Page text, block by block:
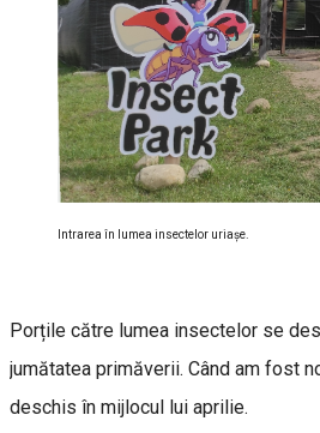
Intrarea în lumea insectelor uriașe.
Porțile către lumea insectelor se
jumătatea primăverii. Când am fost
deschis în mijlocul lui aprilie.